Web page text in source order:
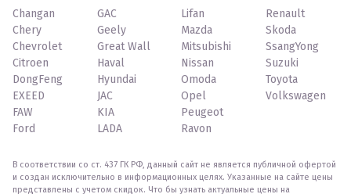
Changan
Chery
Chevrolet
Citroen
DongFeng
EXEED
FAW
Ford
GAC
Geely
Great Wall
Haval
Hyundai
JAC
KIA
LADA
Lifan
Mazda
Mitsubishi
Nissan
Omoda
Opel
Peugeot
Ravon
Renault
Skoda
SsangYong
Suzuki
Toyota
Volkswagen
В соответствии со ст. 437 ГК РФ, данный сайт не является публичной офертой
и создан исключительно в информационных целях. Указанные на сайте цены
представлены с учетом скидок. Что бы узнать актуальные цены на